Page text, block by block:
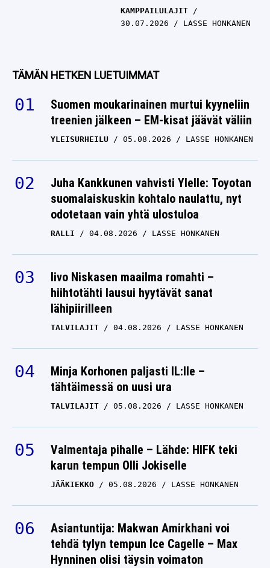
KAMPPAILULAJIT
30.07.2026
LASSE HONKANEN
TÄMÄN HETKEN LUETUIMMAT
Suomen moukarinainen murtui kyyneliin
treenien jälkeen – EM-kisat jäävät väliin
YLEISURHEILU 05.08.2026 LASSE HONKANEN
Juha Kankkunen vahvisti Ylelle: Toyotan
suomalaiskuskin kohtalo naulattu, nyt
odotetaan vain yhtä ulostuloa
RALLI 04.08.2026 LASSE HONKANEN
Iivo Niskasen maailma romahti –
hiihtotähti lausui hyytävät sanat
lähipiirilleen
TALVILAJIT 04.08.2026 LASSE HONKANEN
Minja Korhonen paljasti IL:lle –
tähtäimessä on uusi ura
TALVILAJIT 05.08.2026 LASSE HONKANEN
Valmentaja pihalle – Lähde: HIFK teki
karun tempun Olli Jokiselle
JÄÄKIEKKO 05.08.2026 LASSE HONKANEN
Asiantuntija: Makwan Amirkhani voi
tehdä tylyn tempun Ice Cagelle – Max
Hynninen olisi täysin voimaton